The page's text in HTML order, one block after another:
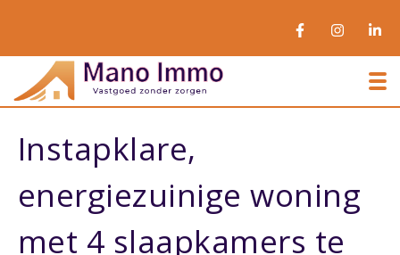
Instapklare,
energiezuinige woning
met 4 slaapkamers te